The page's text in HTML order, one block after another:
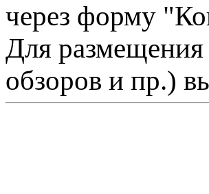
через форму
Для размещения
обзоров и пр.)